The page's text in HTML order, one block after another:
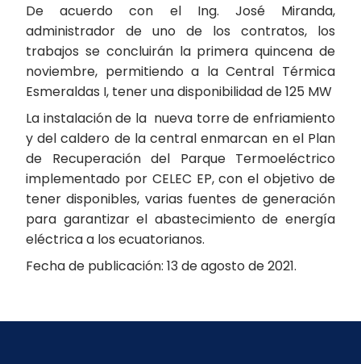
De acuerdo con el Ing. José Miranda,
administrador de uno de los contratos, los
trabajos se concluirán la primera quincena de
noviembre, permitiendo a la Central Térmica
Esmeraldas I, tener una disponibilidad de 125 MW
La instalación de la nueva torre de enfriamiento
y del caldero de la central enmarcan en el Plan
de Recuperación del Parque Termoeléctrico
implementado por CELEC EP, con el objetivo de
tener disponibles, varias fuentes de generación
para garantizar el abastecimiento de energía
eléctrica a los ecuatorianos.
Fecha de publicación: 13 de agosto de 2021.